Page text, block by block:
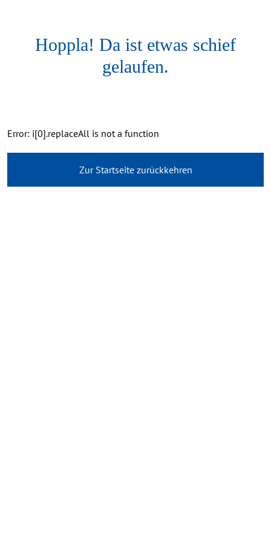
Hoppla! Da ist etwas schief
gelaufen.
Error: i[0].replaceAll is not a function
Zur Startseite zurückkehren